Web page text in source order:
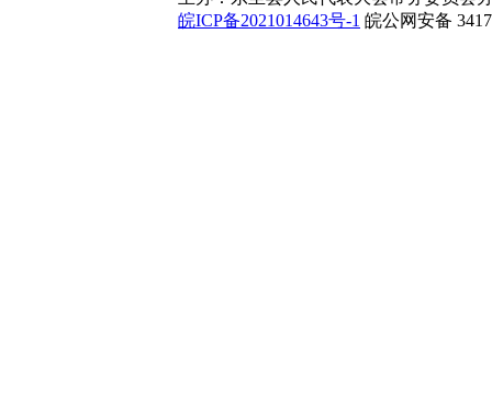
皖ICP备2021014643号-1 皖公网安备